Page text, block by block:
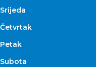
Srijeda
Četvrtak
Petak
Subota